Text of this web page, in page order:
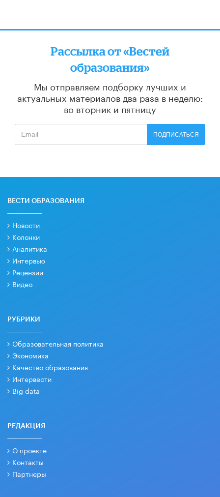
Рассылка от «Вестей
образования»
Мы отправляем подборку лучших и
актуальных материалов два раза в неделю:
во вторник и пятницу
ПОДПИСАТЬСЯ
ВЕСТИ ОБРАЗОВАНИЯ
Новости
Колонки
Аналитика
Интервью
Рецензии
Видео
РУБРИКИ
Образовательная политика
Экономика
Качество образования
Интервести
Big data
РЕДАКЦИЯ
О проекте
Контакты
Партнеры